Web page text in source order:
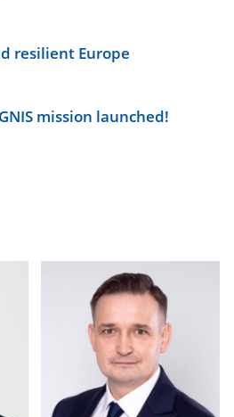
resilient Europe
mission launched!